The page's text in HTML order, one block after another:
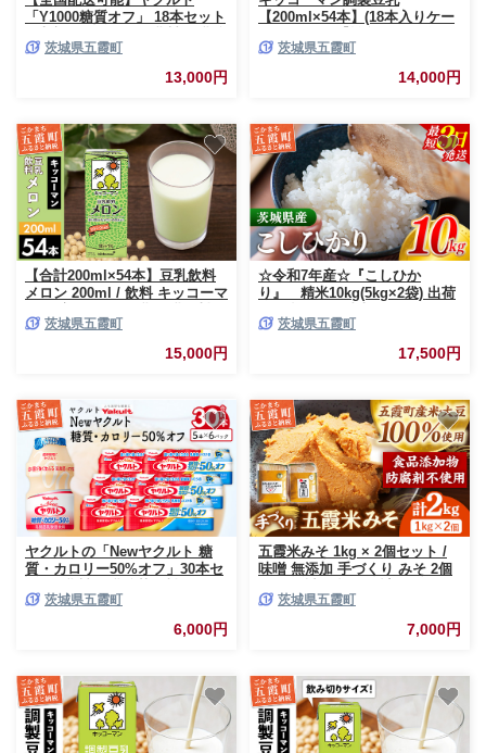
「Y1000糖質オフ」 18本セット
菌飲料 健康 腸活 ストレス緩和
睡眠の質向上 乳酸菌シロタ株
機能性表示食品 カロリーオフ
茨城県五霞町
13,000円
【200ml×54本】(18本入りケー
きません。】 / 飲料 キッコーマ
ン 健康 大豆 調整豆乳 栄養 大
豆たんぱく タンパク質 パック
改定XA】
茨城県五霞町
14,000円
【合計200ml×54本】豆乳飲料
メロン 200ml / 飲料 キッコーマ
大豆 パック セット 飲み切り 茨
城県 五霞町【価格改定】
茨城県五霞町
15,000円
☆令和7年産☆『こしひか
り』 精米10kg(5kg×2袋) 出荷
米 お米 10kg コメ こめ 人気 銘
柄 家計応援 中山産業 家庭用 茨
城県産 茨城県 五霞町【価格変
茨城県五霞町
17,500円
ヤクルトの「Newヤクルト 糖
質・カロリー50%オフ」30本セ
ト カロリーハーフ 糖質カット
健康 乳酸菌 シロタ株 脂肪ゼロ
スッキリ 甘さひかえめ セット
茨城県五霞町
6,000円
五霞米みそ 1kg × 2個セット /
味噌 無添加 手づくり みそ 2個
米 大豆 国産原料 茨城県 五霞町
茨城県五霞町
7,000円